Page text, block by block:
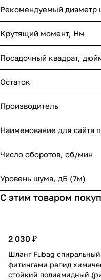
Рекомендуемый диаметр
Крутящий момент, Нм
Посадочный квадрат,
Остаток
Производитель
Наименование для сайта
Число оборотов, об/мин
Уровень шума, дБ (7м)
С этим товаром
2 030 ₽
Шланг Fubag
фитингами рапид
стойкий полиамидный